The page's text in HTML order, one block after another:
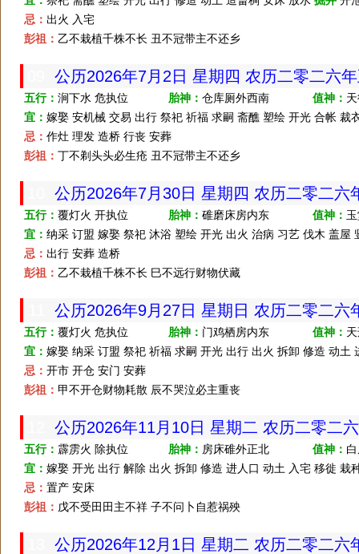
忌： 出火 入宅
彭祖： 乙不栽植千株不长 丑不冠带主不还乡
公历2026年7月2日 星期四 农历二零二六
五行： 涧下水 危执位 胎神： 仓库厕外西南 值神：
宜： 嫁娶 安机械 交易 出行 祭祀 祈福 求嗣 斋醮 塑绘 开光 合帐 裁
忌： 作灶 理发 造桥 行丧 安葬
彭祖： 丁不剃头头必生疮 丑不冠带主不还乡
公历2026年7月30日 星期四 农历二零二
五行： 覆灯火 开执位 胎神： 碓磨床房内东 值神：
宜： 纳采 订盟 嫁娶 祭祀 沐浴 塑绘 开光 出火 治病 习艺 伐木 盖
忌： 出行 安葬 造桥
彭祖： 乙不栽植千株不长 巳不远行财物伏藏
公历2026年9月27日 星期日 农历二零二
五行： 覆灯火 危执位 胎神： 门鸡栖房内东 值神：
宜： 嫁娶 纳采 订盟 祭祀 祈福 求嗣 开光 出行 出火 拆卸 修造 动
忌： 开市 开仓 安门 安葬
彭祖： 甲不开仓财物耗散 辰不哭泣必主重丧
公历2026年11月10日 星期二 农历二零二
五行： 霹雳火 除执位 胎神： 房床碓外正北 值神：
宜： 嫁娶 开光 出行 解除 出火 拆卸 修造 进人口 动土 入宅 移徙 栽
忌： 置产 安床
彭祖： 戊不受田田主不祥 子不问卜自惹祸殃
公历2026年12月1日 星期二 农历二零二